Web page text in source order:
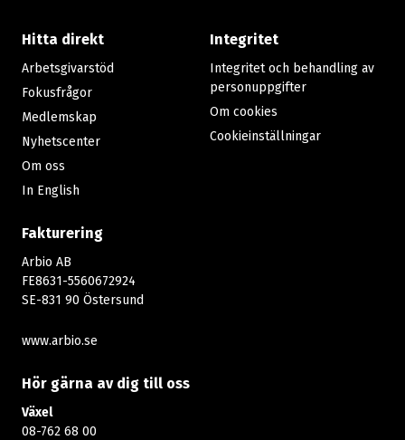
Hitta direkt
Arbetsgivarstöd
Fokusfrågor
Medlemskap
Nyhetscenter
Om oss
In English
Integritet
Integritet och behandling av
personuppgifter
Om cookies
Cookieinställningar
Fakturering
Arbio AB
FE8631-5560672924
SE-831 90 Östersund
www.arbio.se
Hör gärna av dig till oss
Växel
08-762 68 00